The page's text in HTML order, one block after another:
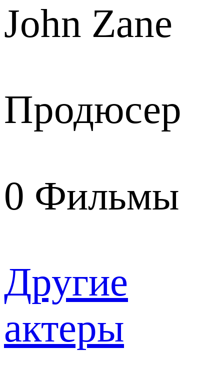
John Zane
Продюсер
0 Фильмы
Другие
актеры